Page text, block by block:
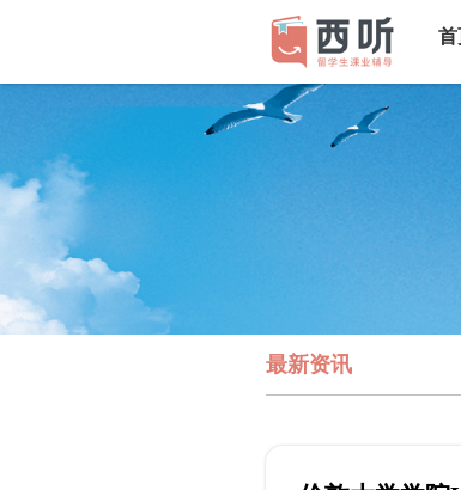
首
最新资讯